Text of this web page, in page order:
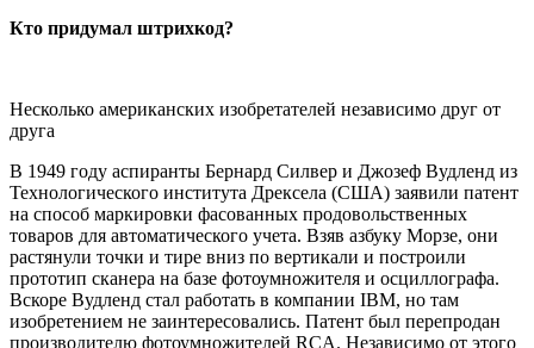
Кто придумал штрихкод?
Несколько американских изобретателей независимо друг от
друга
В 1949 году аспиранты Бернард Силвер и Джозеф Вудленд из
Технологического института Дрексела (США) заявили патент
на способ маркировки фасованных продовольственных
товаров для автоматического учета. Взяв азбуку Морзе, они
растянули точки и тире вниз по вертикали и построили
прототип сканера на базе фотоумножителя и осциллографа.
Вскоре Вудленд стал работать в компании IBM, но там
изобретением не заинтересовались. Патент был перепродан
производителю фотоумножителей RCA. Независимо от этого